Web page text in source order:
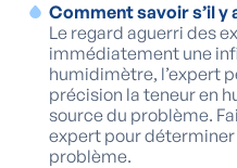
Comment savoir s’il y
Le regard aguerri des
immédiatement une
humidimètre, l’expert
précision la teneur en
source du problème.
expert pour déterminer
problème.